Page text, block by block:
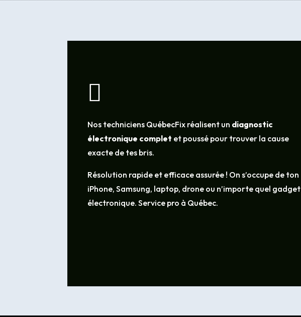

Nos techniciens QuébecFix réalisent un diagnostic
électronique complet et poussé pour trouver la cause
exacte de tes bris.
Résolution rapide et efficace assurée ! On s’occupe de ton
iPhone, Samsung, laptop, drone ou n’importe quel gadget
électronique. Service pro à Québec.